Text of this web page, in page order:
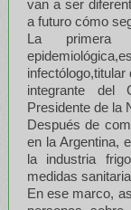
van a ser
a futuro cómo
La primera
integrante del
Presidente de la
Después de
en la Argentina,
la industria
medidas
En ese marco,